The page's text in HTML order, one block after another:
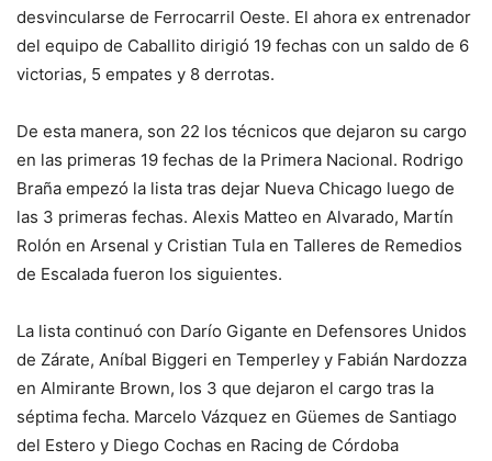
desvincularse de Ferrocarril Oeste. El ahora ex entrenador
del equipo de Caballito dirigió 19 fechas con un saldo de 6
victorias, 5 empates y 8 derrotas.
De esta manera, son 22 los técnicos que dejaron su cargo
en las primeras 19 fechas de la Primera Nacional. Rodrigo
Braña empezó la lista tras dejar Nueva Chicago luego de
las 3 primeras fechas. Alexis Matteo en Alvarado, Martín
Rolón en Arsenal y Cristian Tula en Talleres de Remedios
de Escalada fueron los siguientes.
La lista continuó con Darío Gigante en Defensores Unidos
de Zárate, Aníbal Biggeri en Temperley y Fabián Nardozza
en Almirante Brown, los 3 que dejaron el cargo tras la
séptima fecha. Marcelo Vázquez en Güemes de Santiago
del Estero y Diego Cochas en Racing de Córdoba